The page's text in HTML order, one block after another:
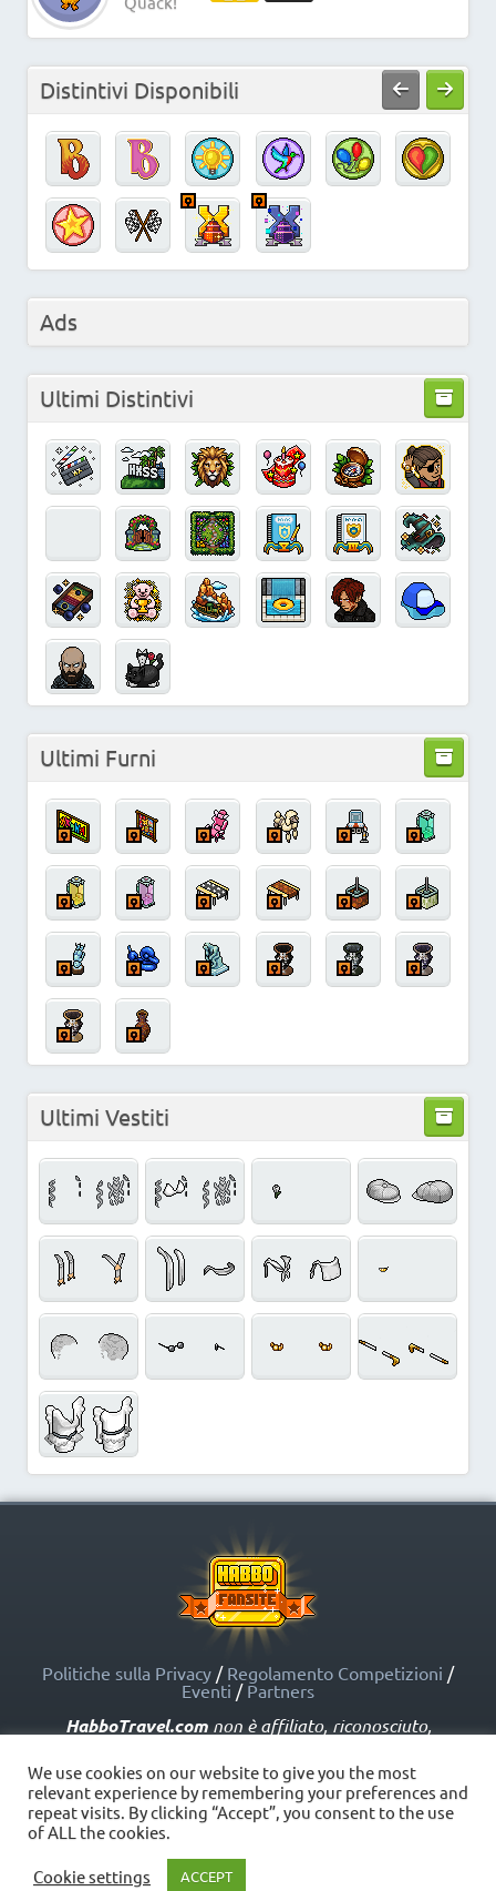
Distintivi Disponibili
Ads
Ultimi Distintivi
Ultimi Furni
Ultimi Vestiti
Politiche sulla Privacy / Regolamento Competizioni /
Eventi / Partners
HabboTravel.comnon è affiliato, riconosciuto,
dalle società affiliate. HabboTravel.com può servirsi di
marchi registrati e altre proprietà intellettuali di Habbo
come indicato nelle Politiche sui Fansite.
Copyright © HabboTravel (2012 - 2026) - V. 5.0
We use cookies on our website to give you the most
relevant experience by remembering your preferences and
repeat visits. By clicking “Accept”, you consent to the use
of ALL the cookies.
Cookie settings ACCEPT